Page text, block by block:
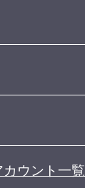
ウント一覧